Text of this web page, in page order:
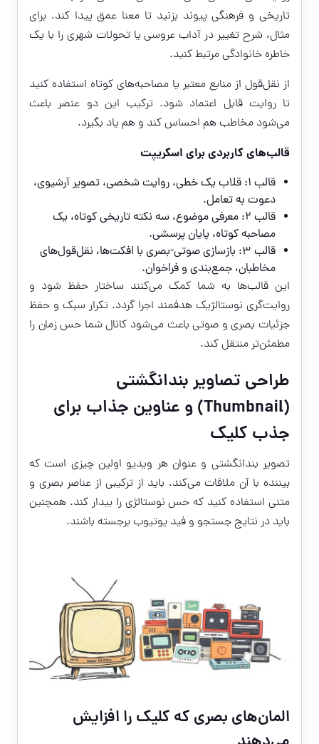
تاریخی و فرهنگی پیوند بزنید تا معنا عمق پیدا کند. برای
مثال، شرح تغییر در آداب عروسی یا تحولات شهری را با یک
خاطره خانوادگی مرتبط کنید.
از نقل‌قول از منابع معتبر یا مصاحبه‌های کوتاه استفاده کنید
تا روایت قابل اعتماد شود. ترکیب این دو عنصر باعث
می‌شود مخاطب هم احساس کند و هم یاد بگیرد.
قالب‌های کاربردی برای اسکریپت
قالب ۱: قلاب یک خطی، روایت شخصی، تصویر آرشیوی،
دعوت به تعامل.
قالب ۲: معرفی موضوع، سه نکته تاریخی کوتاه، یک
مصاحبه کوتاه، پایان پرسشی.
قالب ۳: بازسازی صوتی-بصری با افکت‌ها، نقل‌قول‌های
مخاطبان، جمع‌بندی و فراخوان.
این قالب‌ها به شما کمک می‌کنند ساختار حفظ شود و
روایت‌گری نوستالژیک هدفمند اجرا گردد. تکرار سبک و حفظ
جزئیات بصری و صوتی باعث می‌شود کانال شما حس زمان را
مطمئن‌تر منتقل کند.
طراحی تصاویر بندانگشتی
(Thumbnail) و عناوین جذاب برای
جذب کلیک
تصویر بندانگشتی و عنوان هر ویدیو اولین چیزی است که
بیننده با آن ملاقات می‌کند. باید از ترکیبی از عناصر بصری و
متنی استفاده کنید که حس نوستالژی را بیدار کند. همچنین
باید در نتایج جستجو و فید یوتیوب برجسته باشند.
المان‌های بصری که کلیک را افزایش